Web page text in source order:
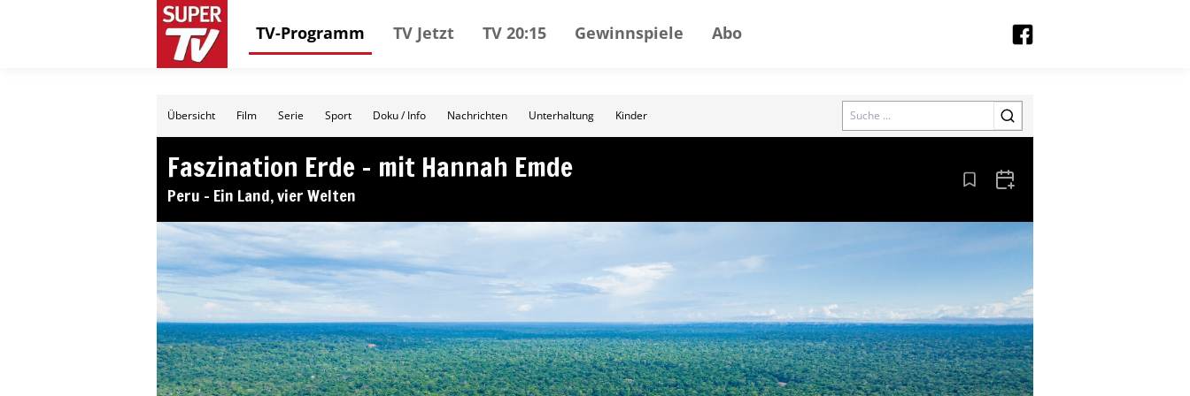
TV-Programm TV Jetzt TV 20:15 Gewinnspiele Abo
Übersicht Film Serie Sport Doku / Info Nachrichten Unterhaltung Kinder Search
Faszination Erde – mit Hannah Emde
Peru – Ein Land, vier Welten Aus den Lesezeichen entfernen
Zum Kalender hinzufügen